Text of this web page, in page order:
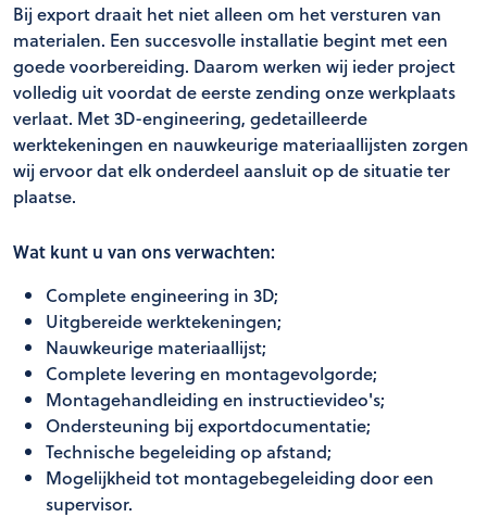
Bij export draait het niet alleen om het versturen van
materialen. Een succesvolle installatie begint met een
goede voorbereiding. Daarom werken wij ieder project
volledig uit voordat de eerste zending onze werkplaats
verlaat. Met 3D-engineering, gedetailleerde
werktekeningen en nauwkeurige materiaallijsten zorgen
wij ervoor dat elk onderdeel aansluit op de situatie ter
plaatse.
Wat kunt u van ons verwachten:
Complete engineering in 3D;
Uitgbereide werktekeningen;
Nauwkeurige materiaallijst;
Complete levering en montagevolgorde;
Montagehandleiding en instructievideo's;
Ondersteuning bij exportdocumentatie;
Technische begeleiding op afstand;
Mogelijkheid tot montagebegeleiding door een
supervisor.